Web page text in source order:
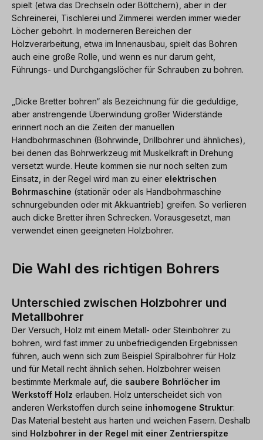
spielt (etwa das Drechseln oder Böttchern), aber in der
Schreinerei, Tischlerei und Zimmerei werden immer wieder
Löcher gebohrt. In moderneren Bereichen der
Holzverarbeitung, etwa im Innenausbau, spielt das Bohren
auch eine große Rolle, und wenn es nur darum geht,
Führungs- und Durchgangslöcher für Schrauben zu bohren.
„Dicke Bretter bohren“ als Bezeichnung für die geduldige,
aber anstrengende Überwindung großer Widerstände
erinnert noch an die Zeiten der manuellen
Handbohrmaschinen (Bohrwinde, Drillbohrer und ähnliches),
bei denen das Bohrwerkzeug mit Muskelkraft in Drehung
versetzt wurde. Heute kommen sie nur noch selten zum
Einsatz, in der Regel wird man zu einer elektrischen
Bohrmaschine (stationär oder als Handbohrmaschine
schnurgebunden oder mit Akkuantrieb) greifen. So verlieren
auch dicke Bretter ihren Schrecken. Vorausgesetzt, man
verwendet einen geeigneten Holzbohrer.
Die Wahl des richtigen Bohrers
Unterschied zwischen Holzbohrer und
Metallbohrer
Der Versuch, Holz mit einem Metall- oder Steinbohrer zu
bohren, wird fast immer zu unbefriedigenden Ergebnissen
führen, auch wenn sich zum Beispiel Spiralbohrer für Holz
und für Metall recht ähnlich sehen. Holzbohrer weisen
bestimmte Merkmale auf, die saubere Bohrlöcher im
Werkstoff Holz erlauben. Holz unterscheidet sich von
anderen Werkstoffen durch seine inhomogene Struktur:
Das Material besteht aus harten und weichen Fasern. Deshalb
sind Holzbohrer in der Regel mit einer Zentrierspitze